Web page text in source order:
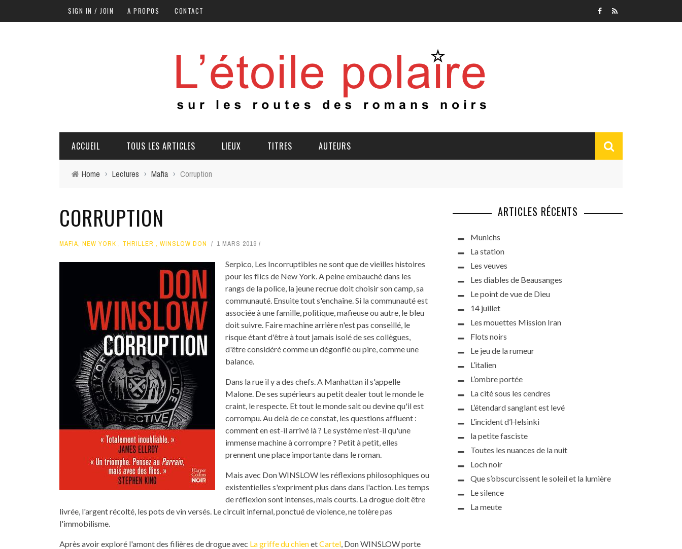
SIGN IN / JOIN A PROPOS CONTACT
ACCUEIL TOUS LES ARTICLES LIEUX TITRES AUTEURS
Home › Lectures › Mafia › Corruption
CORRUPTION
MAFIA, NEW YORK , THRILLER , WINSLOW DON 1 MARS 2019
Serpico, Les Incorruptibles ne sont que de vieilles histoires
pour les flics de New York. A peine embauché dans les
rangs de la police, la jeune recrue doit choisir son camp, sa
communauté. Ensuite tout s'enchaîne. Si la communauté est
associée à une famille, politique, mafieuse ou autre, le bleu
doit suivre. Faire machine arrière n'est pas conseillé, le
risque étant d'être à tout jamais isolé de ses collègues,
d'être considéré comme un dégonflé ou pire, comme une
balance.
Dans la rue il y a des chefs. A Manhattan il s'appelle
Malone. De ses supérieurs au petit dealer tout le monde le
craint, le respecte. Et tout le monde sait ou devine qu'il est
corrompu. Au delà de ce constat, les questions affluent :
comment en est-il arrivé là ? Le système n'est-il qu'une
immense machine à corrompre ? Petit à petit, elles
prennent une place importante dans le roman.
Mais avec Don WINSLOW les réflexions philosophiques ou
existentielles s'expriment plus dans dans l'action. Les temps
de réflexion sont intenses, mais courts. La drogue doit être
livrée, l'argent récolté, les pots de vin versés. Le circuit infernal, ponctué de violence, ne tolère pas
l'immobilisme.
Après avoir exploré l'amont des filières de drogue avec La griffe du chienetCartel, Don WINSLOW porte
ARTICLES RÉCENTS
Munichs
La station
Les veuves
Les diables de Beausanges
Le point de vue de Dieu
14 juillet
Les mouettes Mission Iran
Flots noirs
Le jeu de la rumeur
L’italien
L’ombre portée
La cité sous les cendres
L’étendard sanglant est levé
L’incident d’Helsinki
la petite fasciste
Toutes les nuances de la nuit
Loch noir
Que s’obscurcissent le soleil et la lumière
Le silence
La meute